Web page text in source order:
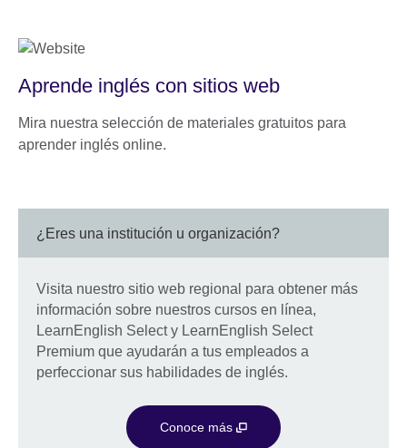
Aprende inglés con sitios web
Mira nuestra selección de materiales gratuitos para
aprender inglés online.
¿Eres una institución u organización?
Visita nuestro sitio web regional para obtener más
información sobre nuestros cursos en línea,
LearnEnglish Select y LearnEnglish Select
Premium que ayudarán a tus empleados a
perfeccionar sus habilidades de inglés.
Conoce más